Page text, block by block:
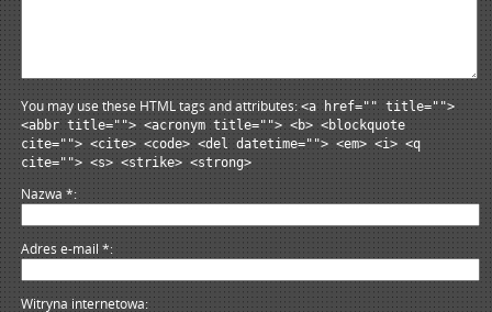
You may use these HTML tags and attributes:<a href="" title="">
<abbr title=""> <acronym title=""> <b> <blockquote
cite=""> <cite> <code> <del datetime=""> <em> <i> <q
cite=""> <s> <strike> <strong>
Nazwa*
Adres e-mail*
Witryna internetowa